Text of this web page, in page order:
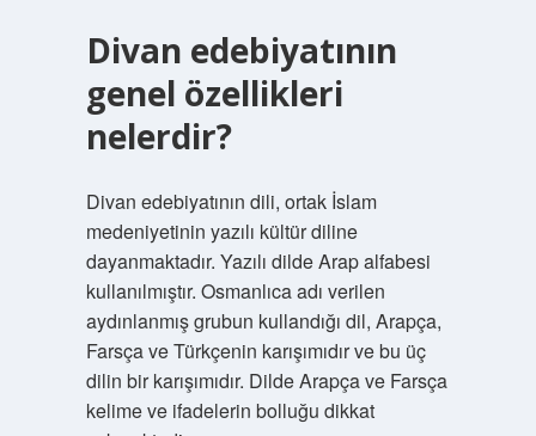
Divan edebiyatının
genel özellikleri
nelerdir?
Divan edebiyatının dili, ortak İslam
medeniyetinin yazılı kültür diline
dayanmaktadır. Yazılı dilde Arap alfabesi
kullanılmıştır. Osmanlıca adı verilen
aydınlanmış grubun kullandığı dil, Arapça,
Farsça ve Türkçenin karışımıdır ve bu üç
dilin bir karışımıdır. Dilde Arapça ve Farsça
kelime ve ifadelerin bolluğu dikkat